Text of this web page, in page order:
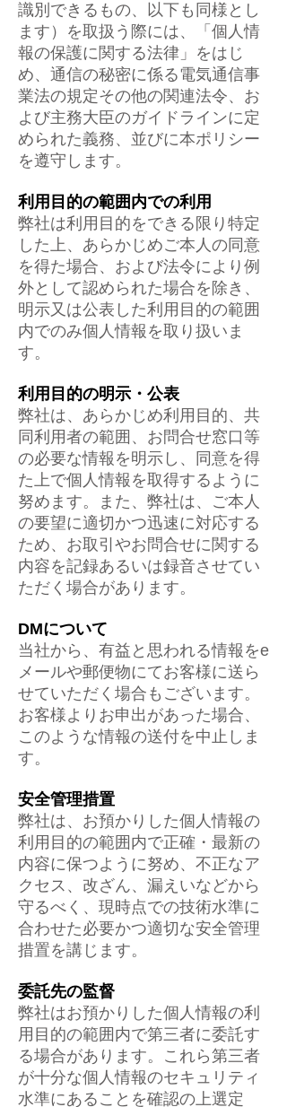
識別できるもの、以下も同様とし
ます）を取扱う際には、「個人情
報の保護に関する法律」をはじ
め、通信の秘密に係る電気通信事
業法の規定その他の関連法令、お
よび主務大臣のガイドラインに定
められた義務、並びに本ポリシー
を遵守します。
利用目的の範囲内での利用
弊社は利用目的をできる限り特定
した上、あらかじめご本人の同意
を得た場合、および法令により例
外として認められた場合を除き、
明示又は公表した利用目的の範囲
内でのみ個人情報を取り扱いま
す。
利用目的の明示・公表
弊社は、あらかじめ利用目的、共
同利用者の範囲、お問合せ窓口等
の必要な情報を明示し、同意を得
た上で個人情報を取得するように
努めます。また、弊社は、ご本人
の要望に適切かつ迅速に対応する
ため、お取引やお問合せに関する
内容を記録あるいは録音させてい
ただく場合があります。
DMについて
当社から、有益と思われる情報をe
メールや郵便物にてお客様に送ら
せていただく場合もございます。
お客様よりお申出があった場合、
このような情報の送付を中止しま
す。
安全管理措置
弊社は、お預かりした個人情報の
利用目的の範囲内で正確・最新の
内容に保つように努め、不正なア
クセス、改ざん、漏えいなどから
守るべく、現時点での技術水準に
合わせた必要かつ適切な安全管理
措置を講じます。
委託先の監督
弊社はお預かりした個人情報の利
用目的の範囲内で第三者に委託す
る場合があります。これら第三者
が十分な個人情報のセキュリティ
水準にあることを確認の上選定